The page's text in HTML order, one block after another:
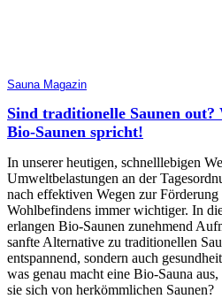
Sauna Magazin
Sind traditionelle Saunen
Bio-Saunen spricht!
In unserer heutigen, schnelllebigen
Umweltbelastungen an der
nach effektiven Wegen zur
Wohlbefindens immer wichtiger. In
erlangen Bio-Saunen zunehmend
sanfte Alternative zu traditionellen
entspannend, sondern auch
was genau macht eine Bio-Sauna
sie sich von herkömmlichen Saunen?